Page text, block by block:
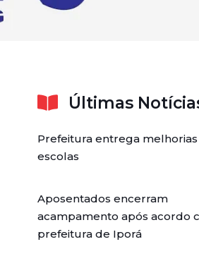
Últimas
Prefeitura entrega
escolas
Aposentados encerram
acampamento após acordo
prefeitura de Iporá